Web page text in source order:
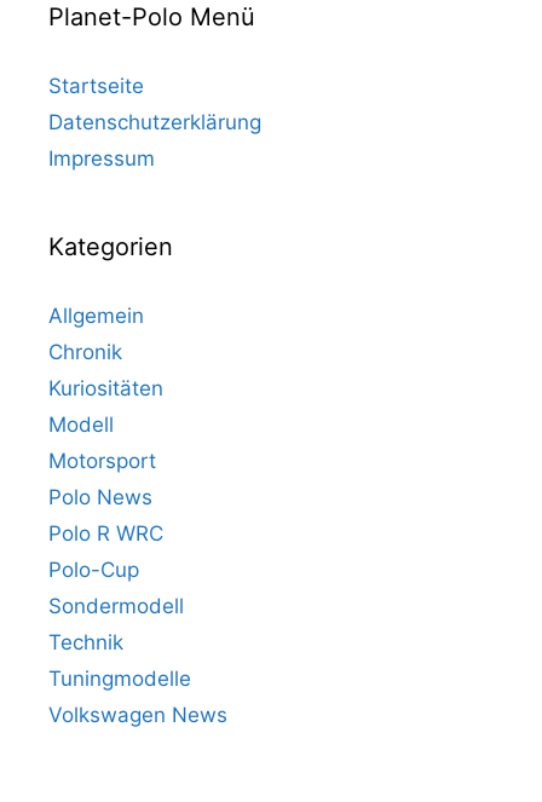
Planet-Polo Menü
Startseite
Datenschutzerklärung
Impressum
Kategorien
Allgemein
Chronik
Kuriositäten
Modell
Motorsport
Polo News
Polo R WRC
Polo-Cup
Sondermodell
Technik
Tuningmodelle
Volkswagen News